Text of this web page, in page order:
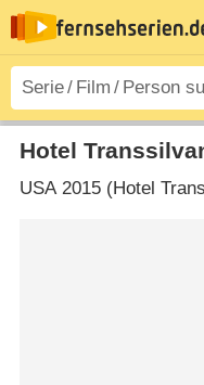
Hotel
USA2015 (Hotel